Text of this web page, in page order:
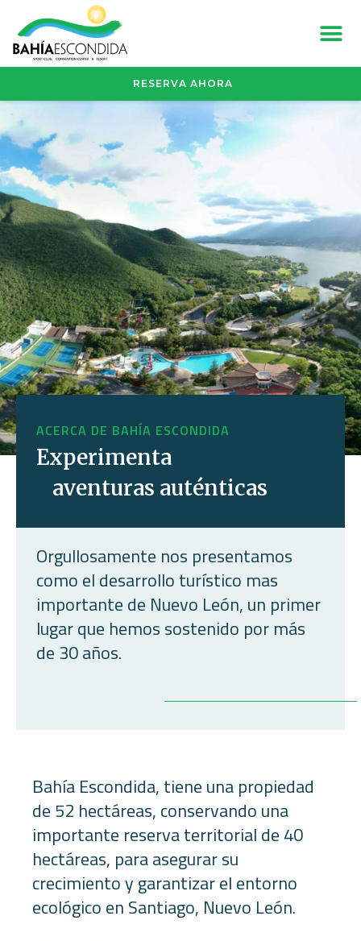
RESERVA AHORA
ACERCA DE BAHÍA ESCONDIDA
Experimenta
aventuras auténticas
Orgullosamente nos presentamos
como el desarrollo turístico mas
importante de Nuevo León, un primer
lugar que hemos sostenido por más
de 30 años.
Bahía Escondida, tiene una propiedad
de 52 hectáreas, conservando una
importante reserva territorial de 40
hectáreas, para asegurar su
crecimiento y garantizar el entorno
ecológico en Santiago, Nuevo León.